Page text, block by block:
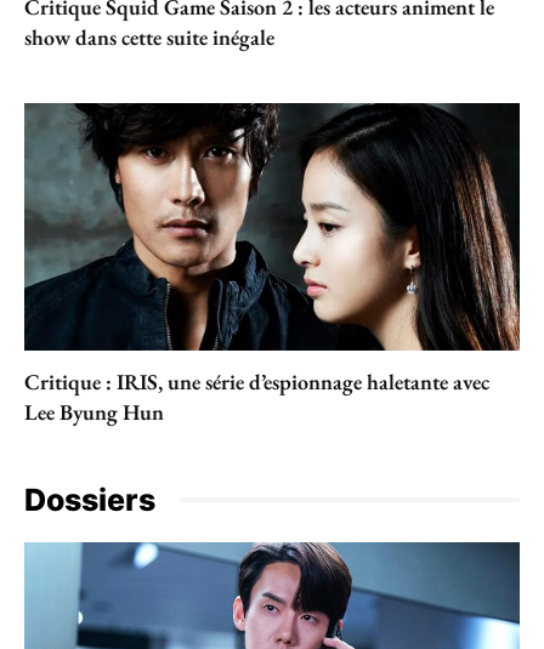
Critique Squid Game Saison 2 : les acteurs animent le
show dans cette suite inégale
Critique : IRIS, une série d’espionnage haletante avec
Lee Byung Hun
Dossiers